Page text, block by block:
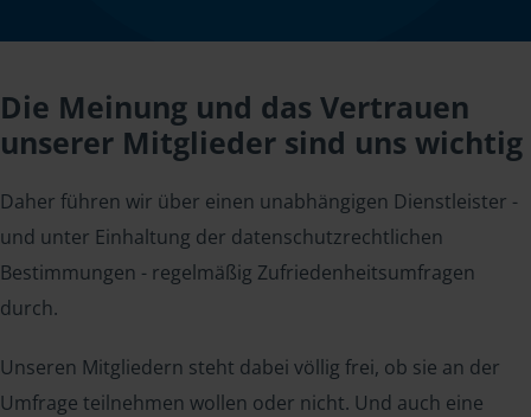
Die Meinung und das Vertrauen
unserer Mitglieder sind uns wichtig
Daher führen wir über einen unabhängigen Dienstleister -
und unter Einhaltung der datenschutzrechtlichen
Bestimmungen - regelmäßig Zufriedenheitsumfragen
durch.
Unseren Mitgliedern steht dabei völlig frei, ob sie an der
Umfrage teilnehmen wollen oder nicht. Und auch eine